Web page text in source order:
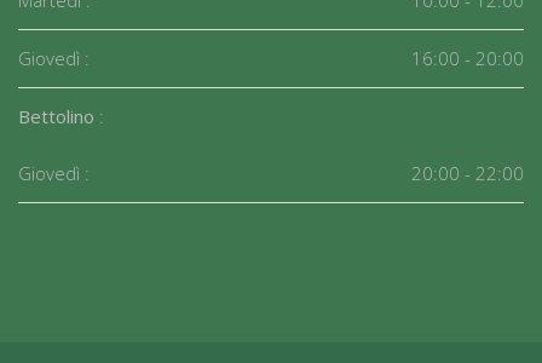
Giovedì : 16:00 - 20:00
Bettolino :
Giovedì : 20:00 - 22:00